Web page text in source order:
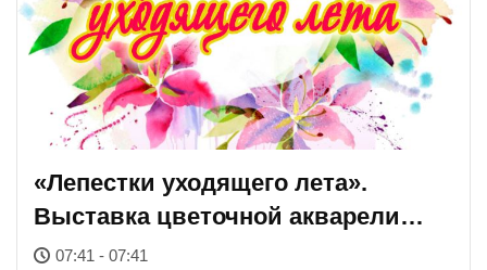
«Лепестки уходящего лета».
Выставка цветочной акварели
Кочетовой Натальи (0+)
07:41 - 07:41